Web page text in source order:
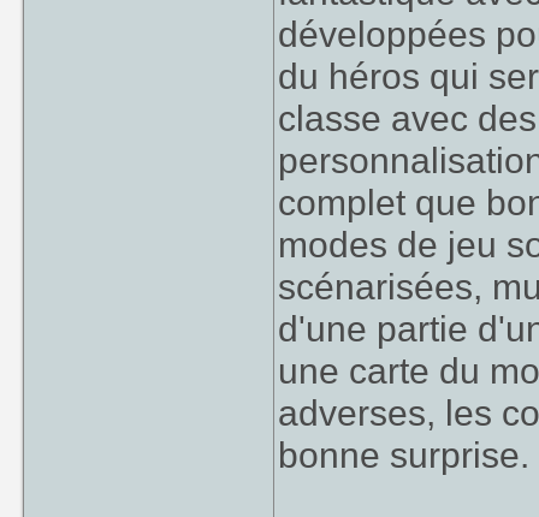
développées
du héros qui
classe avec
complet que
modes de jeu
scénarisées,
d'une partie
une carte du
adverses, les
bonne surprise.